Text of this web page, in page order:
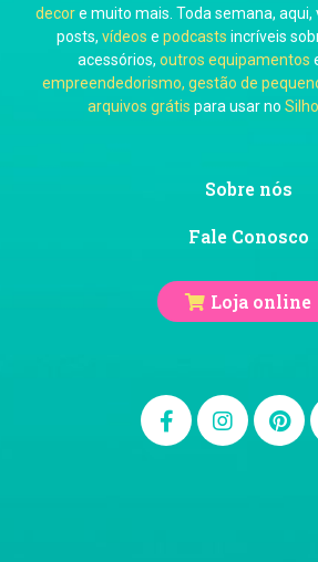
Ju Mirthes
decore muito mais. Toda semana,
posts, vídeos e podcasts incríveis
acessórios, outros equipamentos
empreendedorismo, gestão de
arquivos grátis para usar no
Sobre nós
Fale Conosco
Loja online